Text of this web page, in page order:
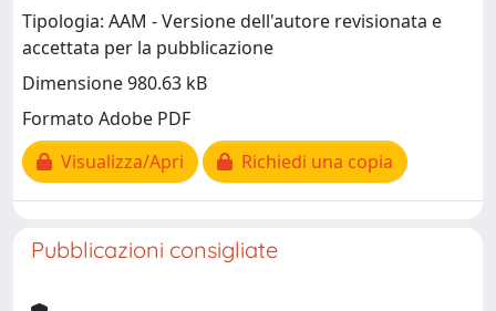
Tipologia: AAM - Versione dell'autore revisionata e
accettata per la pubblicazione
Dimensione 980.63 kB
Formato Adobe PDF
Visualizza/Apri
Richiedi una copia
Pubblicazioni consigliate